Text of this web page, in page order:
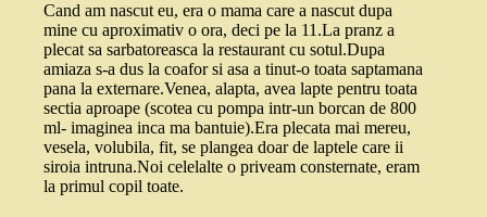
Cand am nascut eu, era o mama care a nascut dupa
mine cu aproximativ o ora, deci pe la 11.La pranz a
plecat sa sarbatoreasca la restaurant cu sotul.Dupa
amiaza s-a dus la coafor si asa a tinut-o toata saptamana
pana la externare.Venea, alapta, avea lapte pentru toata
sectia aproape (scotea cu pompa intr-un borcan de 800
ml- imaginea inca ma bantuie).Era plecata mai mereu,
vesela, volubila, fit, se plangea doar de laptele care ii
siroia intruna.Noi celelalte o priveam consternate, eram
la primul copil toate.